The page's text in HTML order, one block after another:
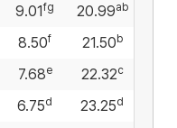
9.01fg 20.99ab
8.50f 21.50 b
7.68e 22.32c
6.75d 23.25d